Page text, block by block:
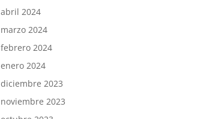
abril 2024
marzo 2024
febrero 2024
enero 2024
diciembre 2023
noviembre 2023